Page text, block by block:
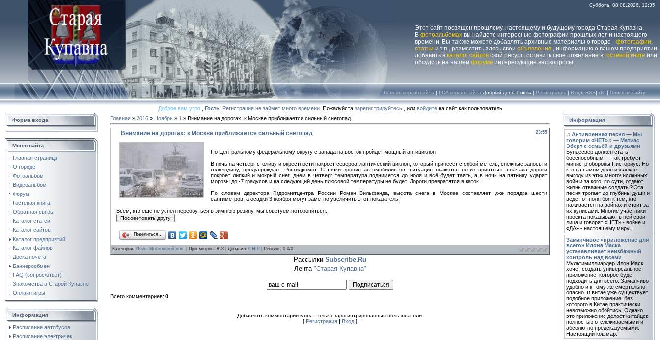
Этот сайт посвящен прошлому, настоящему и будущему города Старая Купавна.
В фотоальбомах вы найдете интересные фотографии прошлых лет и настоящего
времени. Вы так же можете добавлять архивные материалы о городе - фотографии,
статьи и т.п., разместить здесь свои объявления , информацию о вашем предприятии,
добавить в каталог сайтов свой ресурс, оставить свое пожелание в гостевой книге или
обсудить на нашем форуме интересующие вас вопросы.
Суббота, 08.08.2026, 12:35
Полная версия сайта | PDA версия сайта Добрый день! Гость | Регистрация | Вход| RSS| ЛС | Поиск по сайту
Доброе вам утро, Гость! Регистрация не займет много времени. Пожалуйста зарегистрируйтесь, или войдитена сайт как пользователь
Форма входа
Меню сайта
Главная страница
О городе
Фотоальбом
Видеоальбом
Форум
Гостевая книга
Обратная связь
Каталог статей
Каталог сайтов
Каталог предприятий
Каталог файлов
Доска почета
Баннерообмен
FAQ (вопрос/ответ)
Знакомства в Старой Купавне
Онлайн игры
Информация
Расписание автобусов
Расписание электричек
Главная » 2016 » Ноябрь » 1 » Внимание на дорогах: к Москве приближается сильный снегопад
23:55
Внимание на дорогах: к Москве приближается сильный снегопад
По Центральному федеральному округу с запада на восток пройдет мощный антициклон
В ночь на четверг столицу и окрестности накроет североатлантический циклон, который принесет с собой метель, снежные заносы и
гололедицу, предупреждает Росгидромет. С точки зрения автомобилистов, ситуация окажется не из приятных: сначала дороги
покроет липкий и мокрый снег, днем в четверг температура поднимется до ноля и всё будет таять, а в ночь на пятницу ударят
морозы до -7 градусов и на следующий день плюсовой температуры не будет. Дороги превратятся в каток.
По словам директора Гидрометцентра России Роман Вильфанда, высота снега в Москве составляет уже порядка шести
сантиметров, а осадки 3 ноября могут заметно увеличить этот показатель.
Всем, кто еще не успел переобуться в зимнюю резину, мы советуем поторопиться.
Поделиться…
Категория: News Московской обл. Просмотров: 818 | Добавил: CHIP Рейтинг: 0.0/0
Рассылки Subscribe.Ru
Лента "Старая Купавна"
Всего комментариев: 0
Добавлять комментарии могут только зарегистрированные пользователи.
[ Регистрация | Вход ]
Информация
♫ Антивоенная песня — Мы
говорим «НЕТ»♫ — Матиас
Эберт с семьёй и друзьями
Бундесвер должен стать
боеспособным — так требует
министр обороны Писториус. Но
кто на самом деле извлекает
выгоду из этих многочисленных
войн и за кого, по сути, отдают
жизнь отважные солдаты? Эта
песня трогает до глубины души и
ведёт от поля боя к тем, кто
наживается на войнах и стоит за
их кулисами. Многие участники
проекта показывают в ней свои
лица и говорят «НЕТ» - войне и
«ДА» - настоящему миру.
Заманчивое «приложение для
всего» Илона Маска
устанавливает неизбежный
контроль над всеми
Мультимиллиардер Илон Маск
хочет создать универсальное
приложение, которое будет
подходить для всего. Заманчиво
удобно и к тому же смертельно
опасно. В Китае уже существует
подобное приложение, без
которого в Китае практически
невозможно обойтись. Однако
это приложение делает китайцев
полностью отслеживаемыми и
абсолютно предсказуемыми.
Настоящий кошмар.